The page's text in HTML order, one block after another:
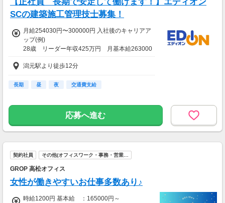
SCの建築施工管理技士募集！
月給254030円〜300000円 入社後のキャリアア
ップ(例)
28歳 リーダー年収425万円 月基本給263000
円+時間外手当(月5h)+賞与(年2回)
↓↓↓
31歳 主任 年収508万円 月基本給288000円
+時間外手当(月5h)+賞与(年2回)
潟元駅より徒歩12分
長期 昼 夜 交通費支給
応募へ進む
契約社員 その他(オフィスワーク・事務・営業…
GROP 高松オフィス
女性が働きやすいお仕事多数あり♪
時給1200円 基本給 ：165000円～